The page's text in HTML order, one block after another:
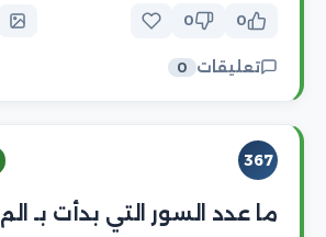
0
0
تعليقات 0
367
ما عدد السور التي بدأت بـ